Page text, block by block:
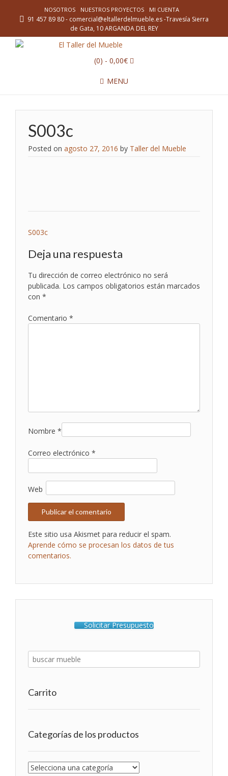
NOSOTROS NUESTROS PROYECTOS MI CUENTA
91 457 89 80 - comercial@eltallerdelmueble.es -Travesía Sierra
de Gata, 10 ARGANDA DEL REY
(0) - 0,00€
MENU
S003c
Posted on agosto 27, 2016 by Taller del Mueble
Navegación
de
entradas
S003c
Deja una respuesta
Tu dirección de correo electrónico no será
publicada. Los campos obligatorios están marcados
con *
Comentario *
Nombre *
Correo electrónico *
Web
Este sitio usa Akismet para reducir el spam.
Aprende cómo se procesan los datos de tus
comentarios.
Solicitar Presupuesto
Carrito
Categorías de los productos